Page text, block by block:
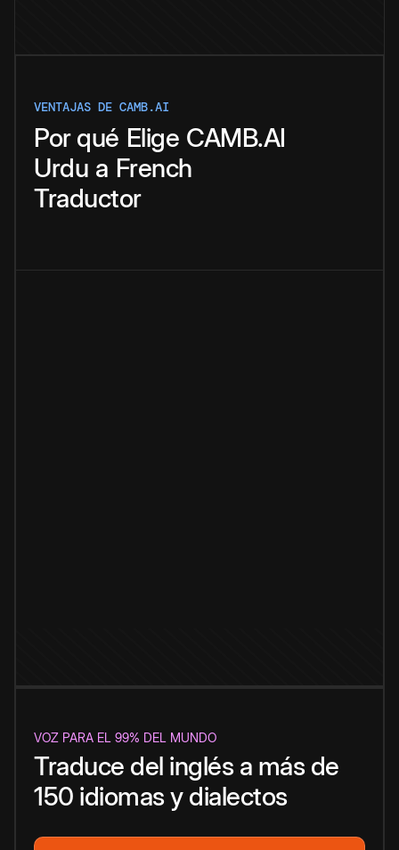
VENTAJAS DE CAMB.AI
Por qué Elige CAMB.AI
Urdu a French
Traductor
VOZ PARA EL 99% DEL MUNDO
Traduce del inglés a más de
150 idiomas y dialectos